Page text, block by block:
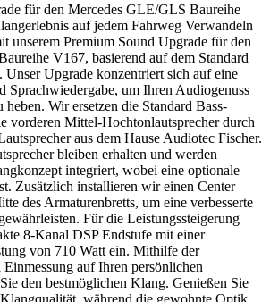
für den Mercedes GLE/GLS Baureihe
auf jedem Fahrweg Verwandeln
unserem Premium Sound Upgrade für den
V167, basierend auf dem Standard
Upgrade konzentriert sich auf eine
Sprachwiedergabe, um Ihren Audiogenuss
Wir ersetzen die Standard Bass-
vorderen Mittel-Hochtonlautsprecher durch
aus dem Hause Audiotec Fischer.
bleiben erhalten und werden
integriert, wobei eine optionale
Zusätzlich installieren wir einen Center
des Armaturenbretts, um eine verbesserte
Für die Leistungssteigerung
8-Kanal DSP Endstufe mit einer
von 710 Watt ein. Mithilfe der
auf Ihren persönlichen
den bestmöglichen Klang. Genießen Sie
während die gewohnte Optik